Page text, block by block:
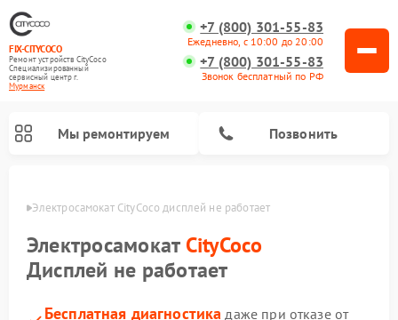
FIX-CITYCOCO
Ремонт устройств CityCoco
Специализированный
cервисный центр г.
Мурманск
+7 (800) 301-55-83
Ежедневно, с 10:00 до 20:00
+7 (800) 301-55-83
Звонок бесплатный по РФ
Мы ремонтируем Позвонить
Электросамокат CityCoco дисплей не работает
Электросамокат CityCoco
Дисплей не работает
Бесплатная диагностика даже при отказе от